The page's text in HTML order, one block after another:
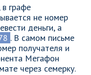
графе
не номер
деньги, а
. В самом письме
получателя и
Мегафон
через семерку.